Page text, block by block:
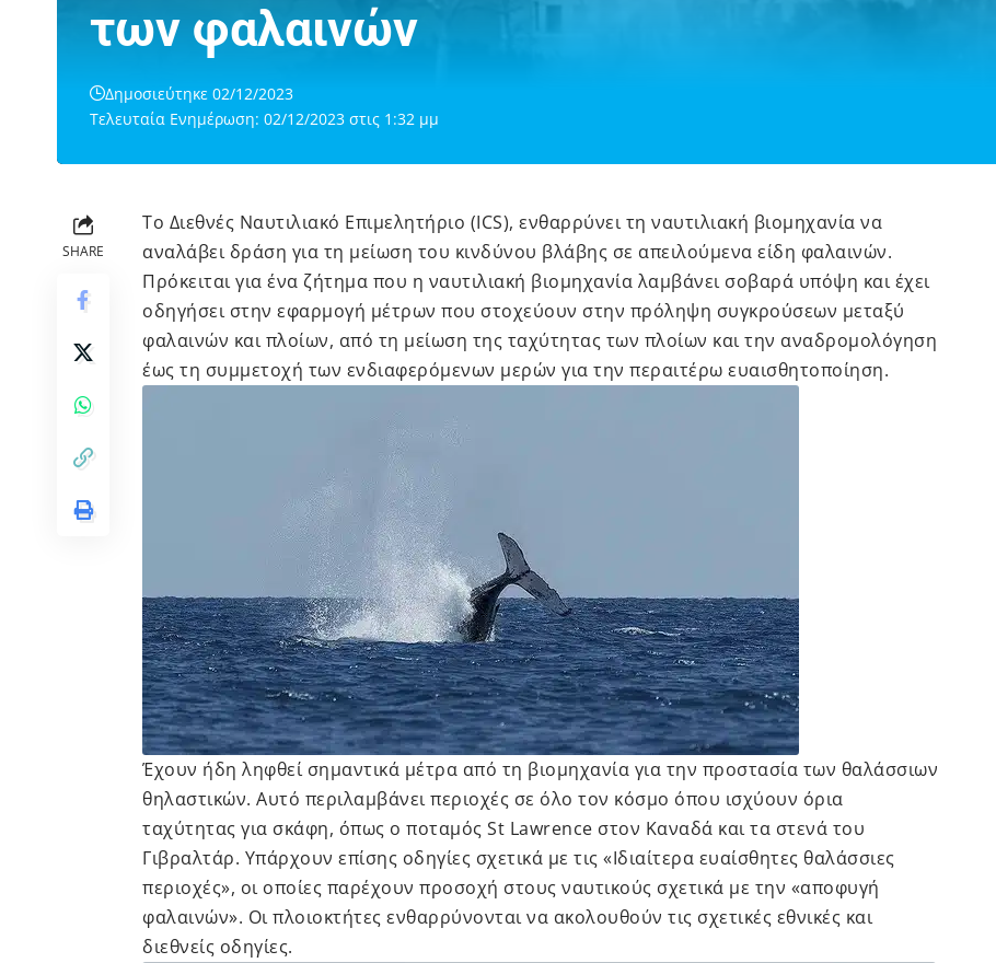
των φαλαινών
Τελευταία Ενημέρωση: 02/12/2023 στις 1:32 μμ
Δημοσιεύτηκε 02/12/2023
SHARE
Το Διεθνές Ναυτιλιακό Επιμελητήριο (ICS), ενθαρρύνει τη ναυτιλιακή βιομηχανία να
αναλάβει δράση για τη μείωση του κινδύνου βλάβης σε απειλούμενα είδη φαλαινών.
Πρόκειται για ένα ζήτημα που η ναυτιλιακή βιομηχανία λαμβάνει σοβαρά υπόψη και έχει
οδηγήσει στην εφαρμογή μέτρων που στοχεύουν στην πρόληψη συγκρούσεων μεταξύ
φαλαινών και πλοίων, από τη μείωση της ταχύτητας των πλοίων και την αναδρομολόγηση
έως τη συμμετοχή των ενδιαφερόμενων μερών για την περαιτέρω ευαισθητοποίηση.
Έχουν ήδη ληφθεί σημαντικά μέτρα από τη βιομηχανία για την προστασία των θαλάσσιων
θηλαστικών. Αυτό περιλαμβάνει περιοχές σε όλο τον κόσμο όπου ισχύουν όρια
ταχύτητας για σκάφη, όπως ο ποταμός St Lawrence στον Καναδά και τα στενά του
Γιβραλτάρ. Υπάρχουν επίσης οδηγίες σχετικά με τις «Ιδιαίτερα ευαίσθητες θαλάσσιες
περιοχές», οι οποίες παρέχουν προσοχή στους ναυτικούς σχετικά με την «αποφυγή
φαλαινών». Οι πλοιοκτήτες ενθαρρύνονται να ακολουθούν τις σχετικές εθνικές και
διεθνείς οδηγίες.